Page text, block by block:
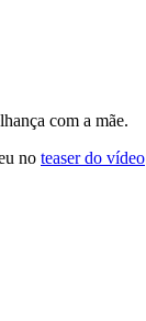
com a mãe.
no teaser do vídeo